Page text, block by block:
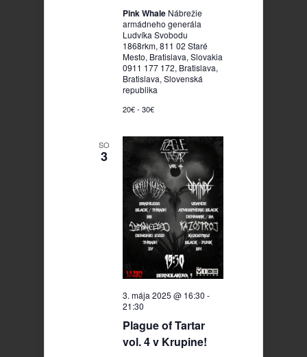
Pink Whale Nábrežie
armádneho generála
Ludvíka Svobodu
1868rkm, 811 02 Staré
Mesto, Bratislava, Slovakia
0911 177 172, Bratislava,
Bratislava, Slovenská
republika
20€ - 30€
SO
3
Plague of Tartar
vol. 4 v Krupine!
3. mája 2025 @ 16:30 -
21:30